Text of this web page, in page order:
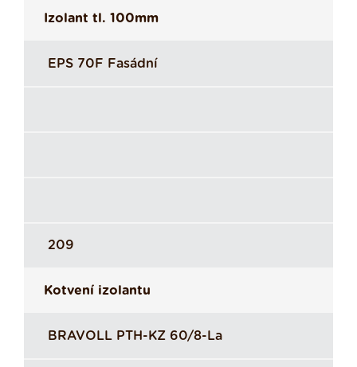
Izolant tl. 100mm
EPS 70F Fasádní
209
Kotvení izolantu
BRAVOLL PTH-KZ 60/8-La